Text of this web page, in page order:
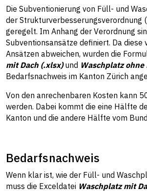
Die Subventionierung von Füll- und
der Strukturverbesserungsverordnung
geregelt. Im Anhang der Verordnung
Subventionsansätze definiert. Da diese
Ansätzen abweichen, wurden die
mit Dach (.xlsx)und Waschplatz ohne
Bedarfsnachweis im Kanton Zürich
Von den anrechenbaren Kosten kann
werden. Dabei kommt die eine Hälfte
Kanton und die andere Hälfte vom
Bedarfsnachweis
Wenn klar ist, wie der Füll- und
muss die Exceldatei Waschplatz mit